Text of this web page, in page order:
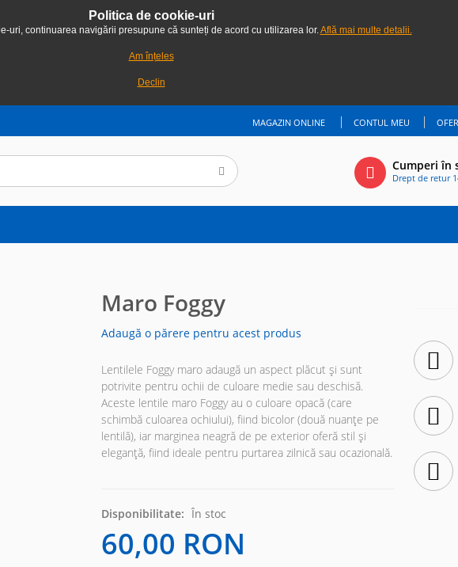
Politica de cookie-uri
uri, continuarea navigării presupune că sunteți de acord cu utilizarea lor.Află mai multe detalii.
Am înțeles
Declin
CONTUL MEU
MAGAZIN ONLINE
Cumperi în
Drept de retur
Maro Foggy
Adaugă o părere pentru acest produs
Lentilele Foggy maro adaugă un aspect plăcut și sunt
potrivite pentru ochii de culoare medie sau deschisă.
Aceste lentile maro Foggy au o culoare opacă (care
schimbă culoarea ochiului), fiind bicolor (două nuanțe pe
lentilă), iar marginea neagră de pe exterior oferă stil și
eleganță, fiind ideale pentru purtarea zilnică sau ocazională.
Disponibilitate: În stoc
60,00 RON